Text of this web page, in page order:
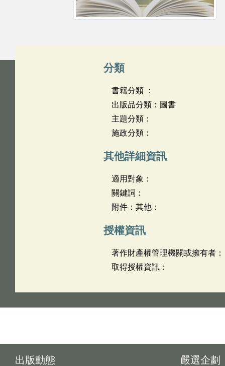
分類
書籍分類 ：
出版品分類：圖書
主題分類：
施政分類：
其他詳細資訊
適用對象：
關鍵詞：
附件：其他：
授權資訊
著作財產權管理機關或擁有者：
取得授權資訊：
出版動態 嚴選企劃